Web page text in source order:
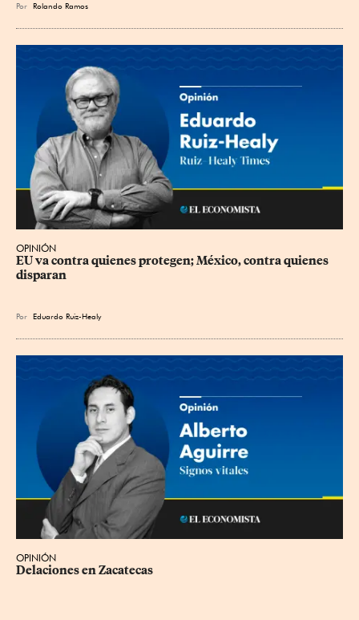
Por Rolando Ramos
OPINIÓN
EU va contra quienes protegen; México, contra quienes
disparan
Por Eduardo Ruiz-Healy
OPINIÓN
Delaciones en Zacatecas